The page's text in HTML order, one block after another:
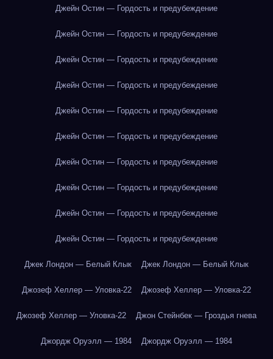
Джейн Остин — Гордость и предубеждение
Джейн Остин — Гордость и предубеждение
Джейн Остин — Гордость и предубеждение
Джейн Остин — Гордость и предубеждение
Джейн Остин — Гордость и предубеждение
Джейн Остин — Гордость и предубеждение
Джейн Остин — Гордость и предубеждение
Джейн Остин — Гордость и предубеждение
Джейн Остин — Гордость и предубеждение
Джейн Остин — Гордость и предубеждение
Джек Лондон — Белый Клык Джек Лондон — Белый Клык
Джозеф Хеллер — Уловка-22 Джозеф Хеллер — Уловка-22
Джозеф Хеллер — Уловка-22 Джон Стейнбек — Гроздья гнева
Джордж Оруэлл — 1984 Джордж Оруэлл — 1984